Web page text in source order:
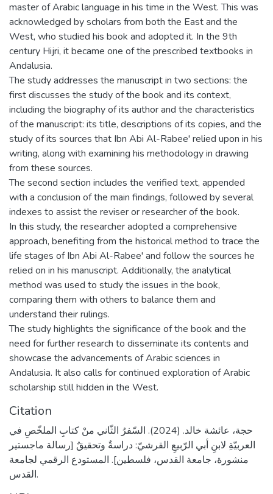
master of Arabic language in his time in the West. This was
acknowledged by scholars from both the East and the
West, who studied his book and adopted it. In the 9th
century Hijri, it became one of the prescribed textbooks in
Andalusia.
The study addresses the manuscript in two sections: the
first discusses the study of the book and its context,
including the biography of its author and the characteristics
of the manuscript: its title, descriptions of its copies, and the
study of its sources that Ibn Abi Al-Rabee' relied upon in his
writing, along with examining his methodology in drawing
from these sources.
The second section includes the verified text, appended
with a conclusion of the main findings, followed by several
indexes to assist the reviser or researcher of the book.
In this study, the researcher adopted a comprehensive
approach, benefiting from the historical method to trace the
life stages of Ibn Abi Al-Rabee' and follow the sources he
relied on in his manuscript. Additionally, the analytical
method was used to study the issues in the book,
comparing them with others to balance them and
understand their rulings.
The study highlights the significance of the book and the
need for further research to disseminate its contents and
showcase the advancements of Arabic sciences in
Andalusia. It also calls for continued exploration of Arabic
scholarship still hidden in the West.
Citation
حجة، عائشة خالد. (2024). السّفرُ الثّاني منْ كتابِ الملخّصِ في
العربيّةِ لابنِ أبي الرّبيعِ القرشيّ: دراسةٌ وتحقيقٌ [رسالة ماجستير
منشورة، جامعة القدس، فلسطين]. المستودع الرقمي لجامعة
القدس.